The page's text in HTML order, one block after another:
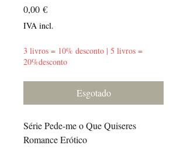
0,00 €Preço
IVA incl.
3 livros = 10% desconto | 5 livros =
20%desconto
Esgotado
Série Pede-me o Que Quiseres
Romance Erótico